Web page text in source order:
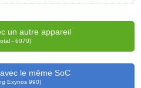
un autre appareil
- 6070)
le même SoC
Exynos 990)